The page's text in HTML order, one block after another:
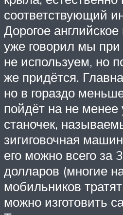
соответствующий
Дорогое английское
уже говорил мы при
не используем, но
же придётся.
но в гораздо
пойдёт на не менее
станочек,
зигиговочная
его можно всего
долларов (многие
мобильников
можно изготовить